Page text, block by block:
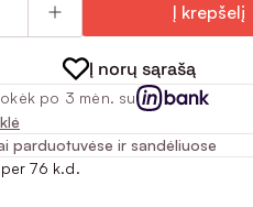
Į krepšelį
Į norų sąrašą
po 3 mėn. su
parduotuvėse ir sandėliuose
76 k.d.